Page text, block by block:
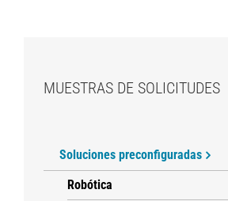
MUESTRAS DE SOLICITUDES
Soluciones preconfiguradas
Robótica